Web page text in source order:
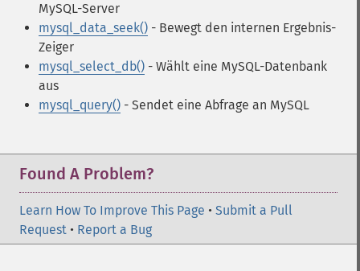
MySQL-Server
mysql_data_seek() - Bewegt den internen Ergebnis-
Zeiger
mysql_select_db() - Wählt eine MySQL-Datenbank
aus
mysql_query() - Sendet eine Abfrage an MySQL
Found A Problem?
Learn How To Improve This Page • Submit a Pull
Request • Report a Bug